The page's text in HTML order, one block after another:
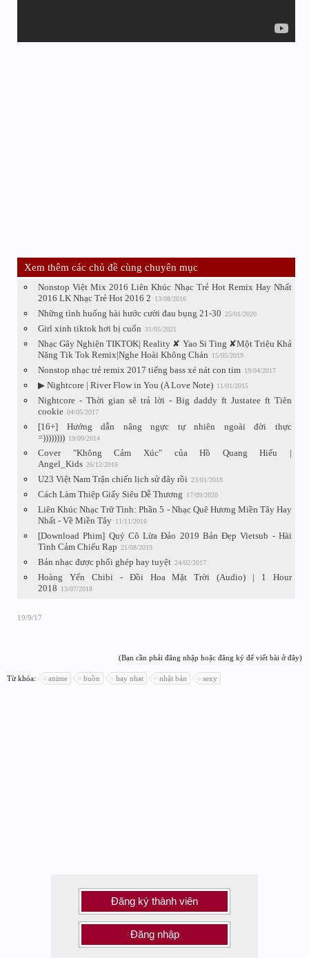
Xem thêm các chủ đề cùng chuyên mục
Nonstop Việt Mix 2016 Liên Khúc Nhạc Trẻ Hot Remix Hay Nhất
2016 LK Nhạc Trẻ Hot 2016 2
13/08/2016
Những tình huống hài hước cười đau bụng 21-30 25/01/2020
Girl xinh tiktok hơi bị cuốn 31/05/2021
Nhạc Gây Nghiện TIKTOK| Reality ✘ Yao Si Ting ✘Một Triệu Khả
Năng Tik Tok Remix|Nghe Hoài Không Chán
15/05/2019
Nonstop nhạc trẻ remix 2017 tiếng bass xé nát con tim 19/04/2017
▶ Nightcore | River Flow in You (A Love Note) 11/01/2015
Nightcore - Thời gian sẽ trả lời - Big daddy ft Justatee ft Tiên
cookie 04/05/2017
[16+] Hướng dẫn nâng ngực tự nhiên ngoài đời thực
=)))))))) 19/09/2014
Cover "Không Cảm Xúc" của Hồ Quang Hiếu |
Angel_Kids 26/12/2016
U23 Việt Nam Trận chiến lịch sử đây rồi 23/01/2018
Cách Làm Thiệp Giấy Siêu Dễ Thương 17/09/2020
Liên Khúc Nhạc Trữ Tình: Phần 5 - Nhạc Quê Hương Miền Tây Hay
Nhất - Về Miền Tây 11/11/2016
[Download Phim] Quý Cô Lừa Đảo 2019 Bản Đẹp Vietsub - Hài
Tình Cảm Chiếu Rạp 21/08/2019
Bản nhạc được phối ghép hay tuyệt 24/02/2017
Hoàng Yến Chibi - Đồi Hoa Mặt Trời (Audio) | 1 Hour
2018
13/07/2018
19/9/17
(Bạn cần phải đăng nhập hoặc đăng ký để viết bài ở đây)
Từ khóa: anime buồn hay nhat nhật bản sexy
Đăng ký thành viên
Đăng nhập